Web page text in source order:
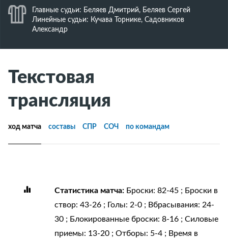
K
Главные судьи: Беляев Дмитрий, Беляев Сергей
Линейные судьи: Кучава Торнике, Садовников
Александр
Текстовая
трансляция
ход матча составы СПР СОЧ по командам
Статистика матча: Броски: 82-45 ; Броски в
створ: 43-26 ; Голы: 2-0 ; Вбрасывания: 24-
30 ; Блокированные броски: 8-16 ; Силовые
приемы: 13-20 ; Отборы: 5-4 ; Время в